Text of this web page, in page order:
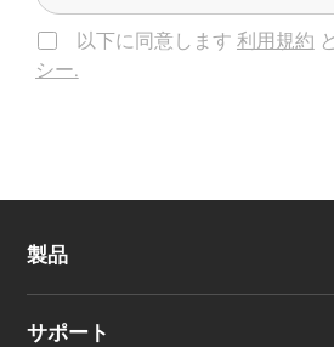
以下に同意します 利用規約 と
シー.
製品
サポート